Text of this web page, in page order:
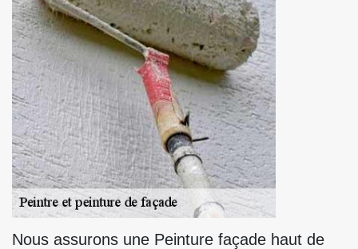
Nous assurons une Peinture façade haut de